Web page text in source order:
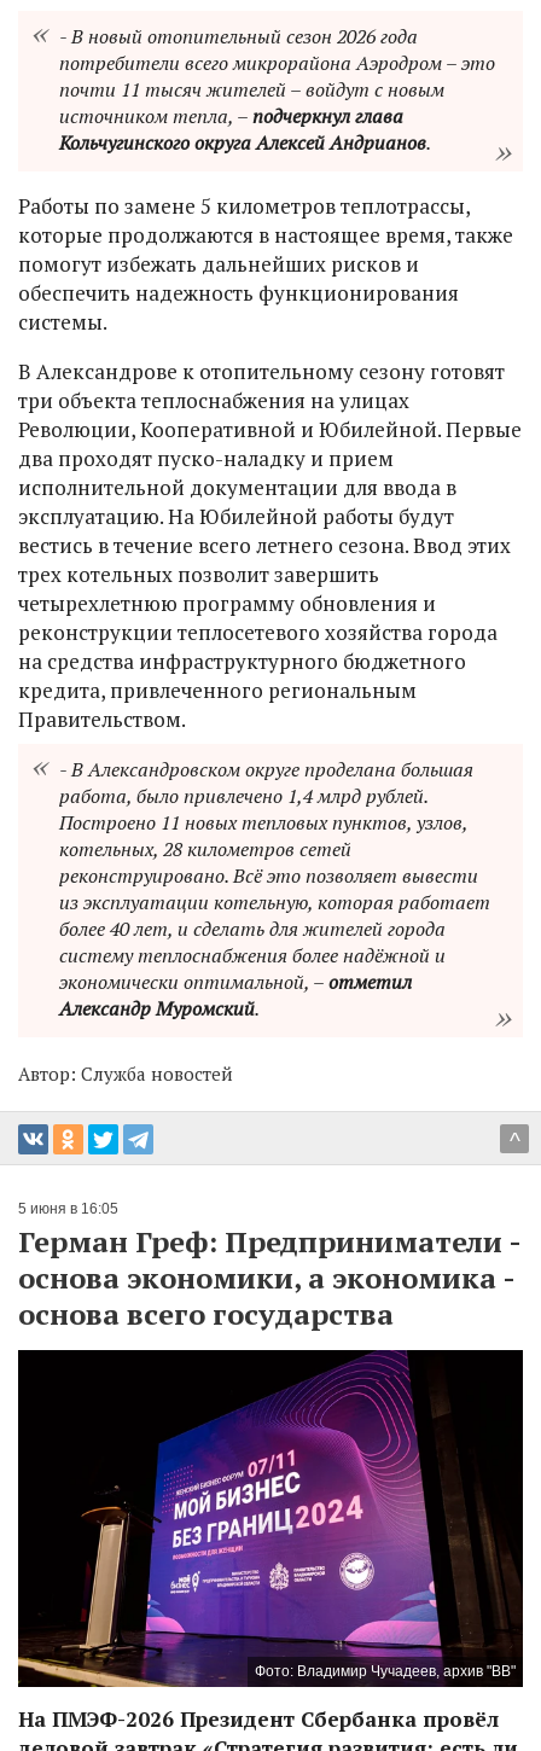
- В новый отопительный сезон 2026 года
потребители всего микрорайона Аэродром – это
почти 11 тысяч жителей – войдут с новым
источником тепла, –подчеркнул глава
Кольчугинского округа Алексей Андрианов.
Работы по замене 5 километров теплотрассы,
которые продолжаются в настоящее время, также
помогут избежать дальнейших рисков и
обеспечить надежность функционирования
системы.
В Александрове к отопительному сезону готовят
три объекта теплоснабжения на улицах
Революции, Кооперативной и Юбилейной. Первые
два проходят пуско-наладку и прием
исполнительной документации для ввода в
эксплуатацию. На Юбилейной работы будут
вестись в течение всего летнего сезона. Ввод этих
трех котельных позволит завершить
четырехлетнюю программу обновления и
реконструкции теплосетевого хозяйства города
на средства инфраструктурного бюджетного
кредита, привлеченного региональным
Правительством.
- В Александровском округе проделана большая
работа, было привлечено 1,4 млрд рублей.
Построено 11 новых тепловых пунктов, узлов,
котельных, 28 километров сетей
реконструировано. Всё это позволяет вывести
из эксплуатации котельную, которая работает
более 40 лет, и сделать для жителей города
систему теплоснабжения более надёжной и
экономически оптимальной, –отметил
Александр Муромский.
Автор: Служба новостей
^
5 июня в 16:05
Герман Греф: Предприниматели -
основа экономики, а экономика -
основа всего государства
Фото: Владимир Чучадеев, архив "ВВ"
На ПМЭФ-2026 Президент Сбербанка провёл